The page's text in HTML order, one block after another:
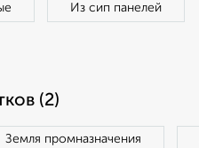
Из сип панелей
(2)
Земля промназначения